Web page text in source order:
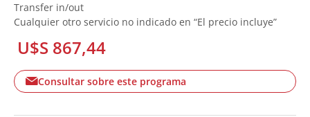
Transfer in/out
Cualquier otro servicio no indicado en “El precio incluye”
U$S 867,44
Consultar sobre este programa